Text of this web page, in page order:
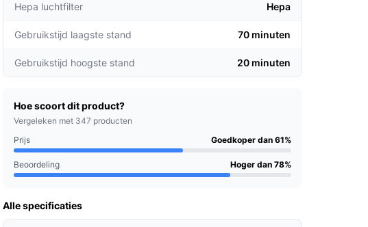
Hepa luchtfilter Hepa
Gebruikstijd laagste stand 70 minuten
Gebruikstijd hoogste stand 20 minuten
Hoe scoort dit product?
Vergeleken met 347 producten
Prijs
Goedkoper dan 61%
Beoordeling Hoger dan 78%
Alle specificaties